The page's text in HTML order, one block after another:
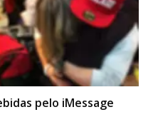
pelo iMessage